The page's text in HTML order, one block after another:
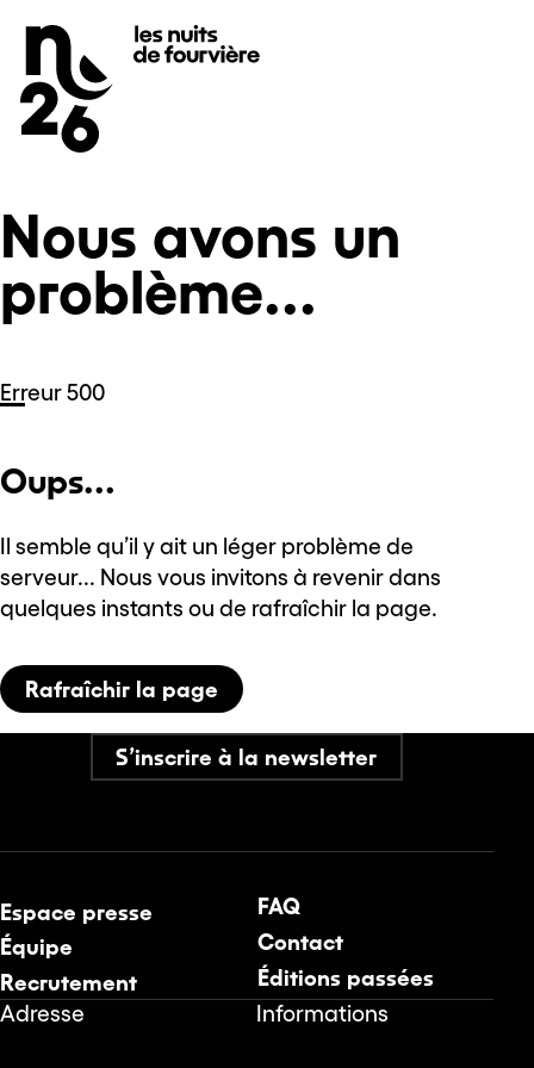
Se rendre au
Contenu principal
Pied de page
Nous avons un
problème...
Erreur 500
Oups...
Il semble qu’il y ait un léger problème de
serveur... Nous vous invitons à revenir dans
quelques instants ou de rafraîchir la page.
Rafraîchir la page
S’inscrire à la newsletter
Espace presse
Équipe
Recrutement
FAQ
Contact
Éditions passées
Adresse Informations